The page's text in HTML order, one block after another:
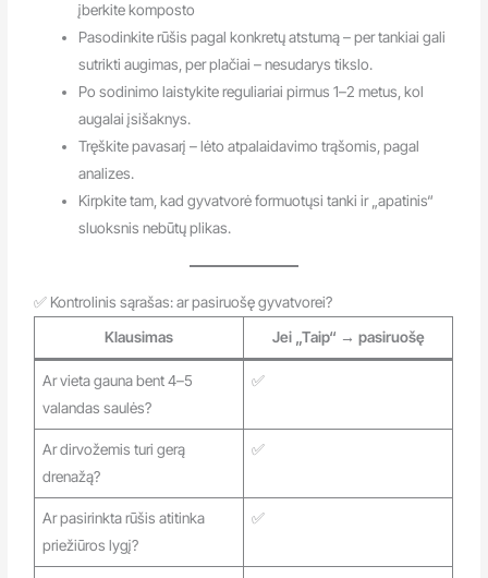
įberkite komposto
Pasodinkite rūšis pagal konkretų atstumą – per tankiai gali
sutrikti augimas, per plačiai – nesudarys tikslo.
Po sodinimo laistykite reguliariai pirmus 1–2 metus, kol
augalai įsišaknys.
Tręškite pavasarį – lėto atpalaidavimo trąšomis, pagal
analizes.
Kirpkite tam, kad gyvatvorė formuotųsi tanki ir „apatinis“
sluoksnis nebūtų plikas.
✅ Kontrolinis sąrašas: ar pasiruošę gyvatvorei?
Klausimas
Jei „Taip“ → pasiruošę
Ar vieta gauna bent 4–5
valandas saulės?
✅
Ar dirvožemis turi gerą
drenažą?
✅
Ar pasirinkta rūšis atitinka
priežiūros lygį?
✅